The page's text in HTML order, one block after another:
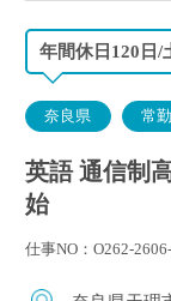
年間休日120日/
奈良県 常
英語 通信制
始
仕事NO：O262-